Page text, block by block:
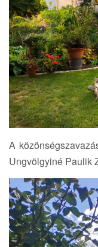
A
Ungvölgyiné Paulik